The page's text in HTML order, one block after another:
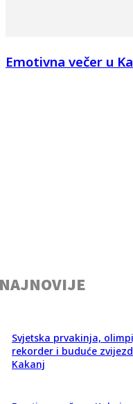
Emotivna večer u
Svjetska prvakinja,
rekorder i buduće
Kakanj